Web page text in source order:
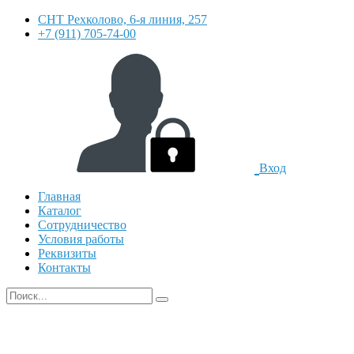
СНТ Рехколово, 6-я линия, 257
+7 (911) 705-74-00
Вход
Главная
Каталог
Сотрудничество
Условия работы
Реквизиты
Контакты